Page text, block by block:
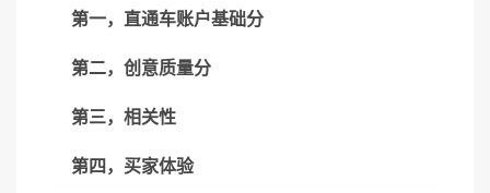
第一，直通车账户基础分
第二，创意质量分
第三，相关性
第四，买家体验